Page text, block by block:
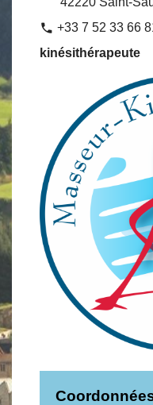
phone +33 7 52 33 66
kinésithérapeute